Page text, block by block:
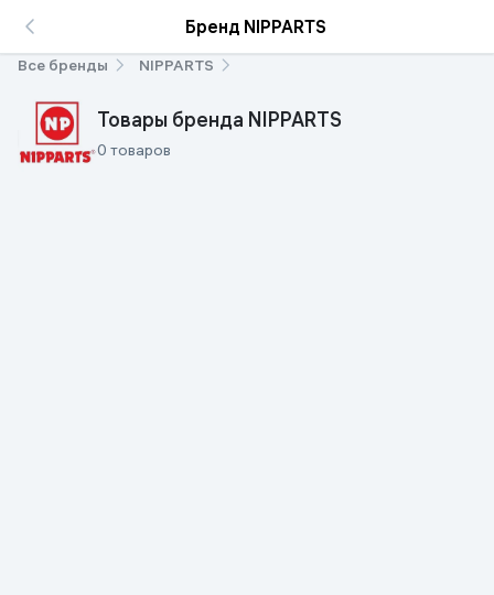
Бренд NIPPARTS
Все бренды NIPPARTS
Товары бренда NIPPARTS
0 товаров